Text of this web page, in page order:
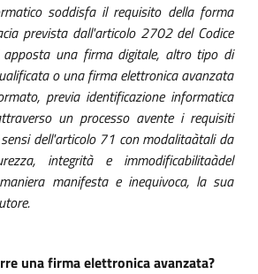
soddisfa il requisito della forma
prevista dall'articolo 2702 del Codice
una firma digitale, altro tipo di
o una firma elettronica avanzata
previa identificazione informatica
un processo avente i requisiti
dell'articolo 71 con modalitaàtali da
integrità e immodificabilitaàdel
manifesta e inequivoca, la sua
una firma elettronica avanzata?